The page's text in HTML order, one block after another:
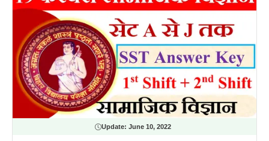
Update: June 10, 2022